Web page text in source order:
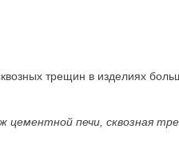
трещин в изделиях
цементной печи, сквозная